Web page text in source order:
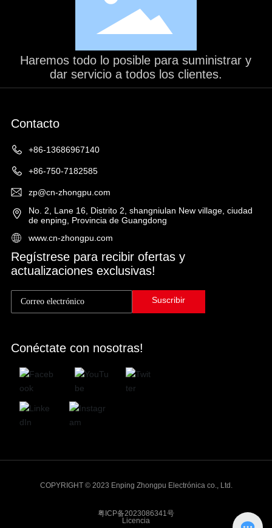
Haremos todo lo posible para suministrar y
dar servicio a todos los clientes.
Contacto
+86-13686967140
+86-750-7182585
zp@cn-zhongpu.com
No. 2, Lane 16, Distrito 2, shangniulan New village, ciudad
de enping, Provincia de Guangdong
www.cn-zhongpu.com
Regístrese para recibir ofertas y
actualizaciones exclusivas!
Suscribir
Conéctate con nosotras!
COPYRIGHT © 2023 Enping Zhongpu Electrónica co., Ltd.
粤ICP备2023086341号
Licencia